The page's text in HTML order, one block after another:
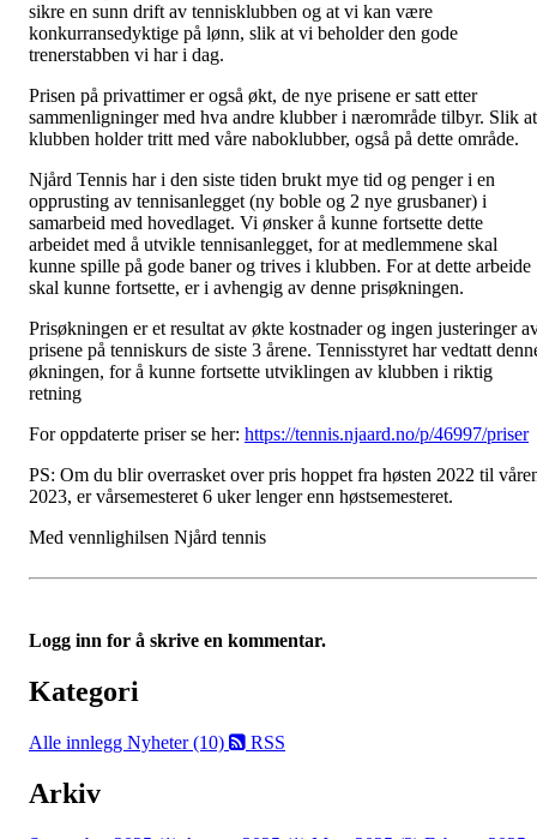
sikre en sunn drift av tennisklubben og at vi kan være
konkurransedyktige på lønn, slik at vi beholder den gode
trenerstabben vi har i dag.
Prisen på privattimer er også økt, de nye prisene er satt etter
sammenligninger med hva andre klubber i nærområde tilbyr. Slik at
klubben holder tritt med våre naboklubber, også på dette område.
Njård Tennis har i den siste tiden brukt mye tid og penger i en
opprusting av tennisanlegget (ny boble og 2 nye grusbaner) i
samarbeid med hovedlaget. Vi ønsker å kunne fortsette dette
arbeidet med å utvikle tennisanlegget, for at medlemmene skal
kunne spille på gode baner og trives i klubben. For at dette arbeide
skal kunne fortsette, er i avhengig av denne prisøkningen.
Prisøkningen er et resultat av økte kostnader og ingen justeringer
prisene på tenniskurs de siste 3 årene. Tennisstyret har vedtatt
økningen, for å kunne fortsette utviklingen av klubben i riktig
retning
For oppdaterte priser se her: https://tennis.njaard.no/p/46997/priser
PS: Om du blir overrasket over pris hoppet fra høsten 2022 til
2023, er vårsemesteret 6 uker lenger enn høstsemesteret.
Med vennlighilsen Njård tennis
Logg inn for å skrive en kommentar.
Kategori
Alle innlegg Nyheter (10) RSS
Arkiv